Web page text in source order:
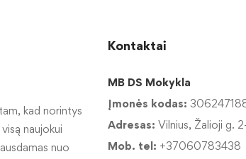
kad norintys
naujokui
nuo
Kontaktai
MB DS Mokykla
Įmonės kodas:
Adresas: Vilnius, Žalioji g.
Mob. tel: +37060783438